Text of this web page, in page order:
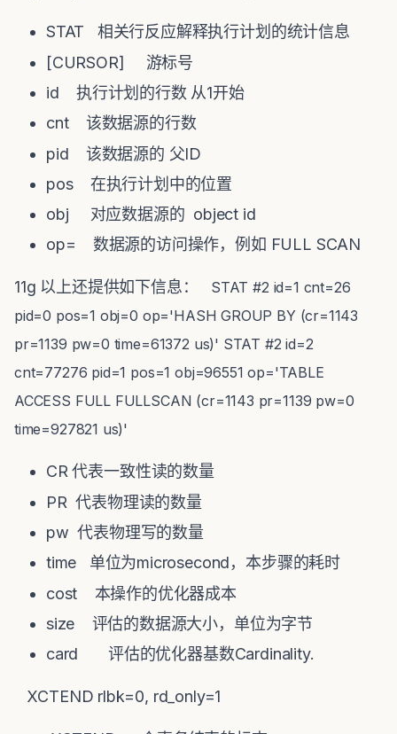
STAT 相关行反应解释执行计划的统计信息
[CURSOR] 游标号
id 执行计划的行数 从1开始
cnt 该数据源的行数
pid 该数据源的 父ID
pos 在执行计划中的位置
obj 对应数据源的 object id
op= 数据源的访问操作，例如 FULL SCAN
11g 以上还提供如下信息： STAT #2 id=1 cnt=26
pid=0 pos=1 obj=0 op='HASH GROUP BY (cr=1143
pr=1139 pw=0 time=61372 us)' STAT #2 id=2
cnt=77276 pid=1 pos=1 obj=96551 op='TABLE
ACCESS FULL FULLSCAN (cr=1143 pr=1139 pw=0
time=927821 us)'
CR 代表一致性读的数量
PR 代表物理读的数量
pw 代表物理写的数量
time 单位为microsecond，本步骤的耗时
cost 本操作的优化器成本
size 评估的数据源大小，单位为字节
card 评估的优化器基数Cardinality.
XCTEND rlbk=0, rd_only=1